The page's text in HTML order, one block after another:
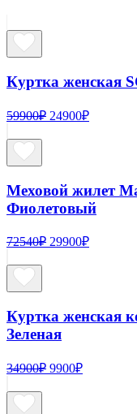
Куртка женская
59900₽ Первоначальная
24900₽Текущая
Меховой жилет
Фиолетовый
72540₽ Первоначальная
29900₽Текущая
Куртка женская
Зеленая
34900₽ Первоначальная
9900₽Текущая